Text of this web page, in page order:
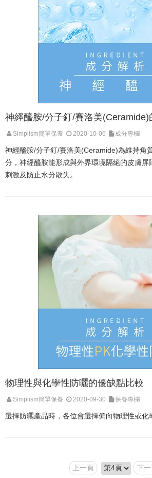
神經醯胺/分子釘/賽洛美(Ceramide)
Simplism簡單保養 2020-10-06 成分專欄
神經醯胺/分子釘/賽洛美(Ceramide)為維持角
分，神經醯胺能形成與外界環境隔絕的皮膚屏
刺激及防止水分散失。
物理性與化學性防曬的優缺點比較
Simplism簡單保養 2020-09-30 保養專欄
選擇防曬產品時，各位會選擇偏向物理性或化
上一頁 下